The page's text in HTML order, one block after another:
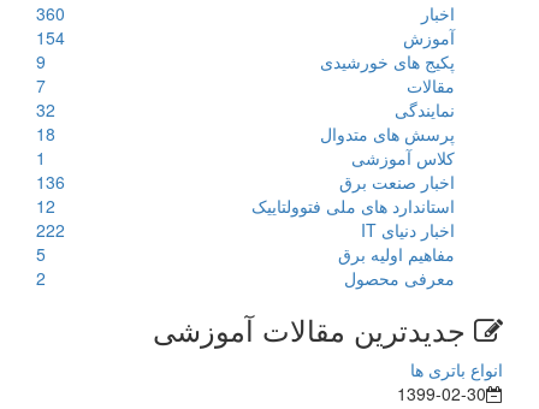
اخبار
360
آموزش
154
پکیج های خورشیدی
9
مقالات
7
نمایندگی
32
پرسش های متدوال
18
کلاس آموزشی
1
اخبار صنعت برق
136
استاندارد های ملی فتوولتاییک
12
اخبار دنیای IT
222
مفاهیم اولیه برق
5
معرفی محصول
2
جدیدترین مقالات آموزشی
انواع باتری ها
1399-02-30